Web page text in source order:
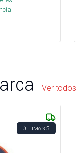
Ver todos
ÚLTIMAS 3